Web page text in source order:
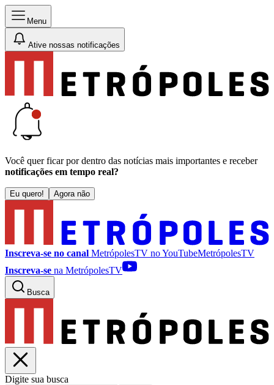
Menu
Ative nossas notificações
Você quer ficar por dentro das notícias mais importantes e receber
notificações em tempo real?
Eu quero! Agora não
Inscreva-se no canal MetrópolesTV noYouTubeMetrópolesTV
Inscreva-se na MetrópolesTV
Busca
Digite sua busca